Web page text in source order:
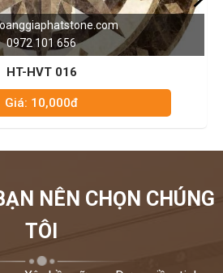
www.hoanggiaphatstone.com
0972 101 656
NÊN CHỌN CHÚNG
TÔI